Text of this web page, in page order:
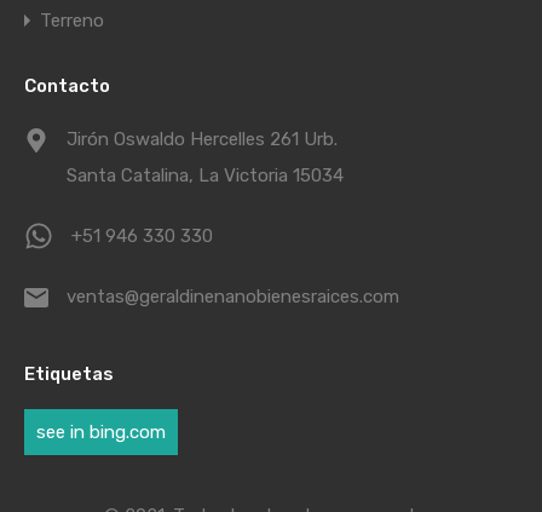
Terreno
Contacto
Jirón Oswaldo Hercelles 261 Urb.
Santa Catalina, La Victoria 15034
+51 946 330 330
ventas@geraldinenanobienesraices.com
Etiquetas
see in bing.com